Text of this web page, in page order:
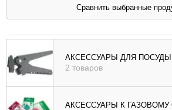
убыв
), цене (
возр
|
убыв
АКСЕССУАРЫ ДЛЯ ПОСУДЫ
2 товаров
АКСЕССУАРЫ К